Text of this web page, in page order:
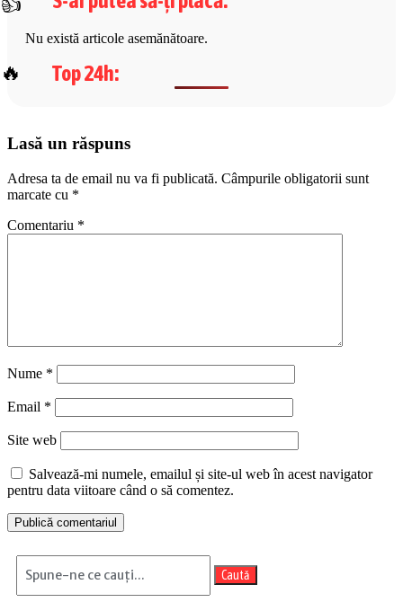
Nu există articole asemănătoare.
Top 24h:
Lasă un răspuns
Adresa ta de email nu va fi publicată. Câmpurile obligatorii sunt
marcate cu *
Comentariu *
Nume *
Email *
Site web
Salvează-mi numele, emailul și site-ul web în acest navigator
pentru data viitoare când o să comentez.
Caută